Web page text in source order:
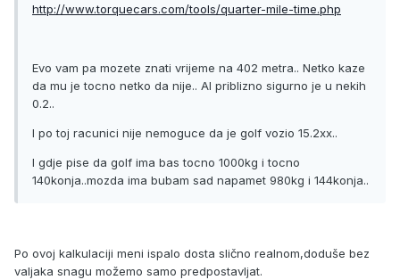
http://www.torquecars.com/tools/quarter-mile-time.php
Evo vam pa mozete znati vrijeme na 402 metra.. Netko kaze
da mu je tocno netko da nije.. Al priblizno sigurno je u nekih
0.2..
I po toj racunici nije nemoguce da je golf vozio 15.2xx..
I gdje pise da golf ima bas tocno 1000kg i tocno
140konja..mozda ima bubam sad napamet 980kg i 144konja..
Po ovoj kalkulaciji meni ispalo dosta slično realnom,doduše bez
valjaka snagu možemo samo predpostavljat.